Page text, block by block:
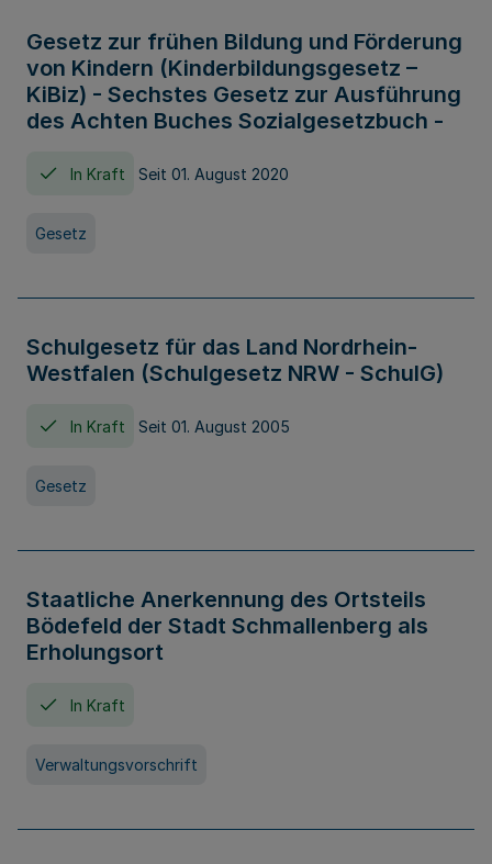
Gesetz zur frühen Bildung und Förderung
von Kindern (Kinderbildungsgesetz –
KiBiz) - Sechstes Gesetz zur Ausführung
des Achten Buches Sozialgesetzbuch -
In Kraft Seit 01. August 2020
Gesetz
Schulgesetz für das Land Nordrhein-
Westfalen (Schulgesetz NRW - SchulG)
In Kraft Seit 01. August 2005
Gesetz
Staatliche Anerkennung des Ortsteils
Bödefeld der Stadt Schmallenberg als
Erholungsort
In Kraft
Verwaltungsvorschrift